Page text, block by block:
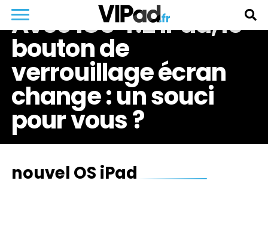
Avec iOS 4.2 iPad, le
bouton de
verrouillage écran
change : un souci
pour vous ?
nouvel OS iPad